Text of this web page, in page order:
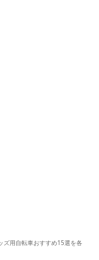
ズ用自転車おすすめ15選を各